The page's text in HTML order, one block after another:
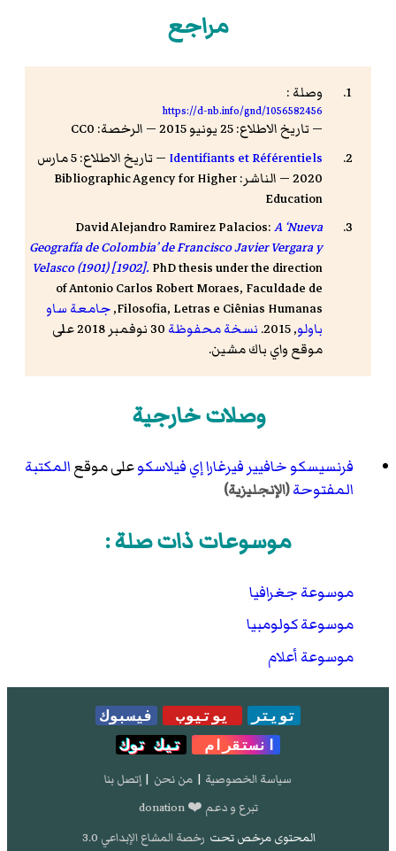
مراجع
وصلة :
https://d-nb.info/gnd/1056582456
— تاريخ الاطلاع: 25 يونيو 2015 — الرخصة: CC0
Identifiants et Référentiels
— تاريخ الاطلاع: 5 مارس
2020 — الناشر: Bibliographic Agency for Higher
Education
David Alejandro Ramirez Palacios:A ‘Nueva
Geografía de Colombia’ de Francisco Javier Vergara y
Velasco (1901) [1902]. PhD thesis under the direction
ofAntonio Carlos Robert Moraes, Faculdade de
Filosofia, Letras e Ciênias Humanas, جامعة ساو
باولو, 2015. نسخة محفوظة
30 نوفمبر 2018 على
موقع واي باك مشين.
وصلات خارجية
فرنسيسكو خافيير فيرغارا إي فيلاسكوعلى موقعالمكتبة
المفتوحة(الإنجليزية)
موسوعات ذات صلة :
موسوعة جغرافيا
موسوعة كولومبيا
موسوعة أعلام
تويتر يوتيوب
فيسبوك
انستقرام
تيك توك
سياسة الخصوصية | من نحن | إتصل بنا
تبرع و دعم ❤️ donation
المحتوى مرخص تحت رخصة المشاع الإبداعي 3.0